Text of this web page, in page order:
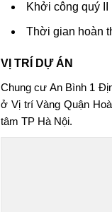
Khởi công quý II
Thời gian hoàn
VỊ TRÍ DỰ ÁN
Chung cư An Bình 1
ở Vị trí Vàng Quận
tâm TP Hà Nội.